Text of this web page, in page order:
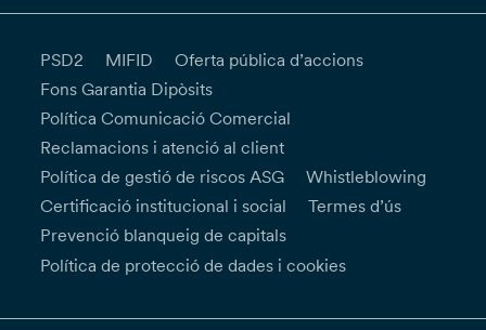
PSD2 MIFID
Oferta pública d’accions
Fons Garantia Dipòsits
Política Comunicació Comercial
Reclamacions i atenció al client
Política de gestió de riscos ASG
Whistleblowing
Certificació institucional i social
Termes d’ús
Prevenció blanqueig de capitals
Política de protecció de dades i cookies